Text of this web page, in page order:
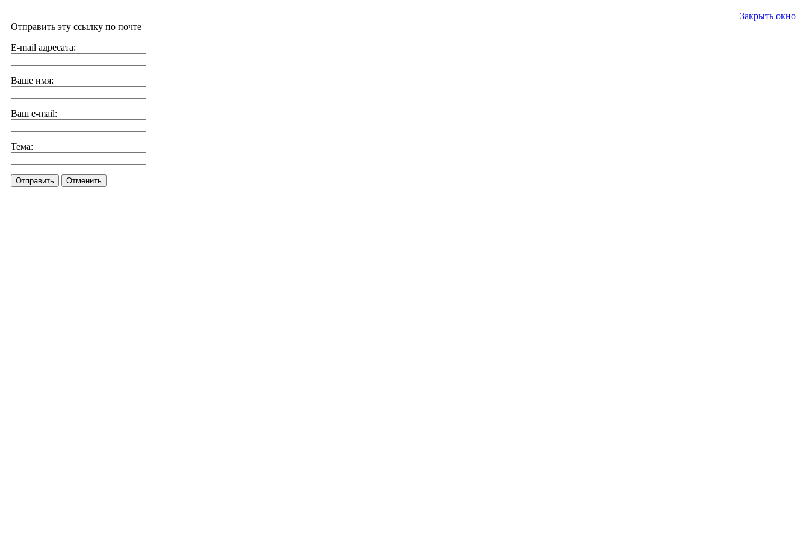
Закрыть окно
Отправить эту ссылку по почте
E-mail адресата:
Ваше имя:
Ваш e-mail:
Тема:
Отправить Отменить